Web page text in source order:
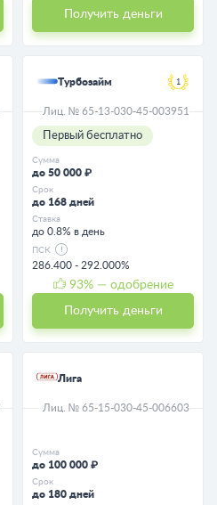
Получить деньги
Турбозайм 1
Лиц. № 65-13-030-45-003951
Первый бесплатно
Сумма
до 50 000 ₽
Срок
до 168 дней
Ставка
до 0.8% в день
ПСК
286.400 - 292.000%
93% — одобрение
Получить деньги
Лига
Лиц. № 65-15-030-45-006603
Сумма
до 100 000 ₽
Срок
до 180 дней